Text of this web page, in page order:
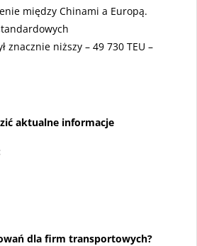
między Chinami a Europą.
niższy – 49 730 TEU –
aktualne informacje
dla firm transportowych?